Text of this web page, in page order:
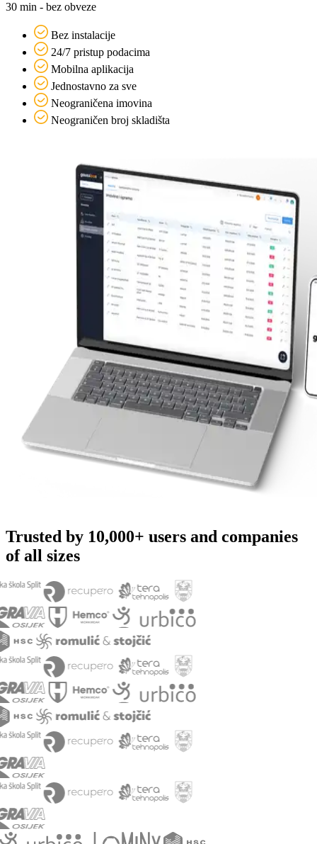
30 min - bez obveze
Bez instalacije
24/7 pristup podacima
Mobilna aplikacija
Jednostavno za sve
Neograničena imovina
Neograničen broj skladišta
Trusted by 10,000+ users and companies
of all sizes